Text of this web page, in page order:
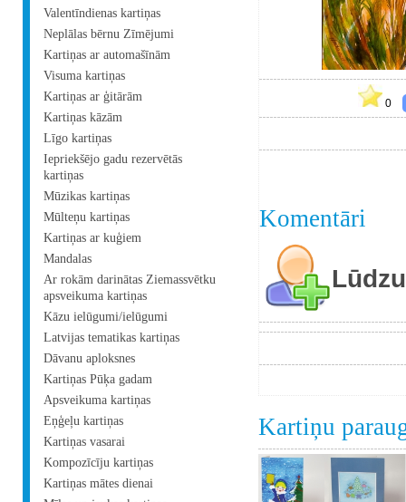
Valentīndienas kartiņas
Neplālas bērnu Zīmējumi
Kartiņas ar automašīnām
Visuma kartiņas
Kartiņas ar ģitārām
Kartiņas kāzām
Līgo kartiņas
Iepriekšējo gadu rezervētās
kartiņas
Mūzikas kartiņas
Mūlteņu kartiņas
Kartiņas ar kuģiem
Mandalas
Ar rokām darinātas Ziemassvētku
apsveikuma kartiņas
Kāzu ielūgumi/ielūgumi
Latvijas tematikas kartiņas
Dāvanu aploksnes
Kartiņas Pūķa gadam
Apsveikuma kartiņas
Eņģeļu kartiņas
Kartiņas vasarai
Kompozīcīju kartiņas
Kartiņas mātes dienai
0
Komentāri
Kartiņu